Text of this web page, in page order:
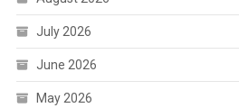
July 2026
June 2026
May 2026